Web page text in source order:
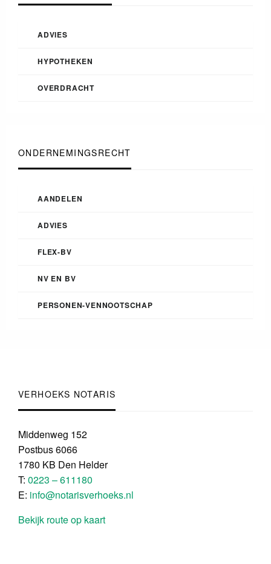
ADVIES
HYPOTHEKEN
OVERDRACHT
ONDERNEMINGSRECHT
AANDELEN
ADVIES
FLEX-BV
NV EN BV
PERSONEN-VENNOOTSCHAP
VERHOEKS NOTARIS
Middenweg 152
Postbus 6066
1780 KB Den Helder
T: 0223 – 611180
E: info@notarisverhoeks.nl
Bekijk route op kaart